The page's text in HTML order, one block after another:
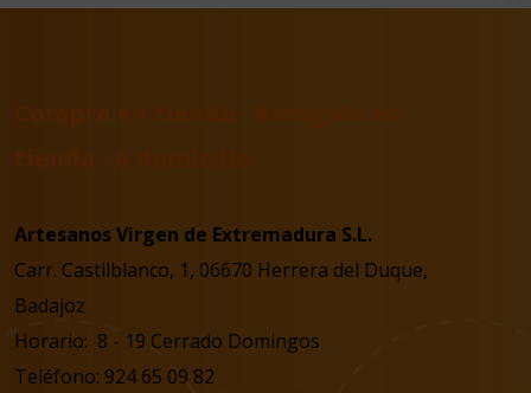
Artesanos Virgen de Extremadura S.L.
Carr. Castilblanco, 1, 06670 Herrera del Duque,
Badajoz
Horario: 8 - 19 Cerrado Domingos
Teléfono: 924 65 09 82